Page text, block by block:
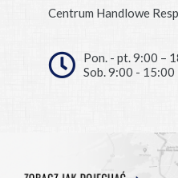
Centrum Handlowe
Pon. - pt. 9:00 –
Sob. 9:00 - 15:00